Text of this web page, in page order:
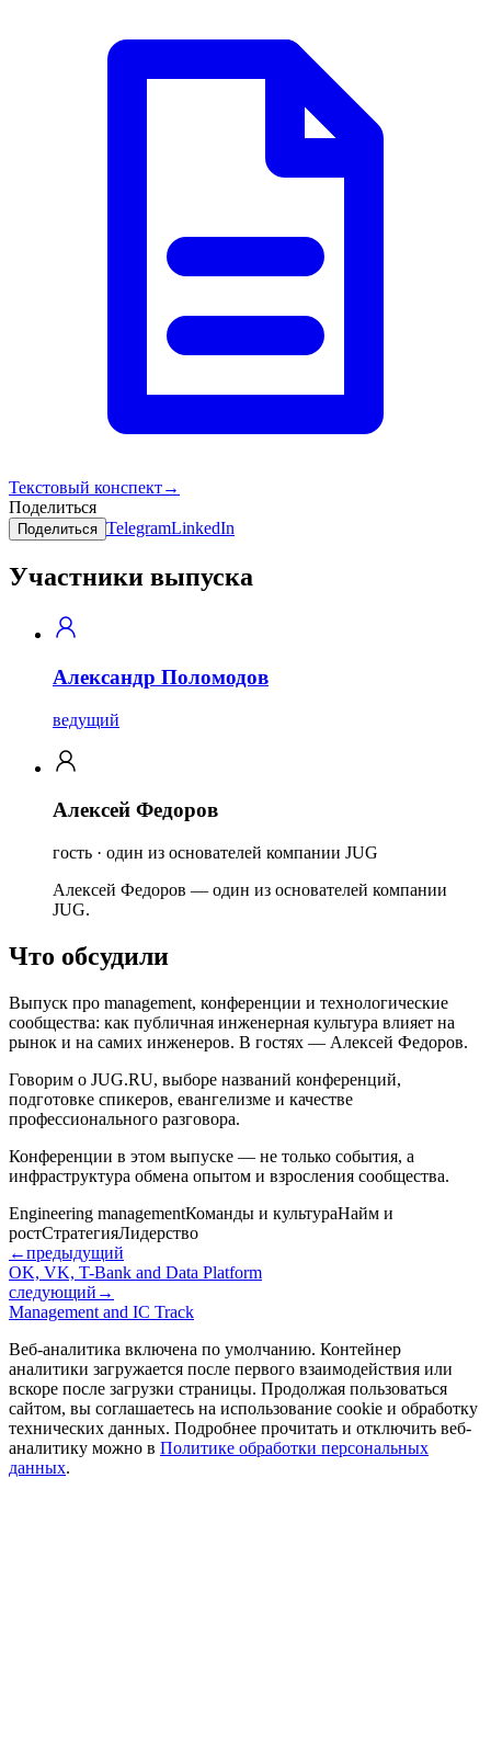
Текстовый конспект→
Поделиться
Поделиться TelegramLinkedIn
Участники выпуска
Александр Поломодов
ведущий
Алексей Федоров
гость · один из основателей компании JUG
Алексей Федоров — один из основателей компании
JUG.
Что обсудили
Выпуск про management, конференции и технологические
сообщества: как публичная инженерная культура влияет на
рынок и на самих инженеров. В гостях — Алексей Федоров.
Говорим о JUG.RU, выборе названий конференций,
подготовке спикеров, евангелизме и качестве
профессионального разговора.
Конференции в этом выпуске — не только события, а
инфраструктура обмена опытом и взросления сообщества.
Engineering managementКоманды и культураНайм и
ростСтратегияЛидерство
←предыдущий
OK, VK, T-Bank and Data Platform
следующий →
Management and IC Track
Веб-аналитика включена по умолчанию. Контейнер
аналитики загружается после первого взаимодействия или
вскоре после загрузки страницы. Продолжая пользоваться
сайтом, вы соглашаетесь на использование cookie и обработку
технических данных. Подробнее прочитать и отключить веб-
аналитику можно в Политике обработки персональных
данных.